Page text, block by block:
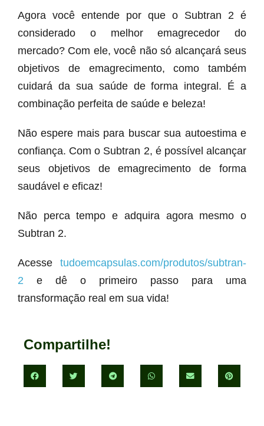
Agora você entende por que o Subtran 2 é
considerado o melhor emagrecedor do
mercado? Com ele, você não só alcançará seus
objetivos de emagrecimento, como também
cuidará da sua saúde de forma integral. É a
combinação perfeita de saúde e beleza!
Não espere mais para buscar sua autoestima e
confiança. Com o Subtran 2, é possível alcançar
seus objetivos de emagrecimento de forma
saudável e eficaz!
Não perca tempo e adquira agora mesmo o
Subtran 2.
Acesse tudoemcapsulas.com/produtos/subtran-
2 e dê o primeiro passo para uma
transformação real em sua vida!
Compartilhe!